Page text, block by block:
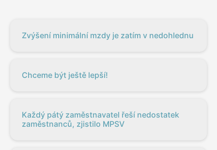
Zvýšení minimální mzdy je zatím v nedohlednu
Chceme být ještě lepší!
Každý pátý zaměstnavatel řeší nedostatek
zaměstnanců, zjistilo MPSV